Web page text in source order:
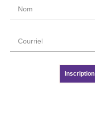
Inscription